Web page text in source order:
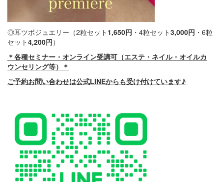
◎耳ツボジュエリー（2粒セット 1,650円 ・4粒セット3,000円 ・6粒
セット4,200円）
＊各種セミナー・オンライン受講可（エステ・ネイル・オイルカ
ウンセリング等）＊
ご予約お問い合わせは公式LINEからも受け付けています♪